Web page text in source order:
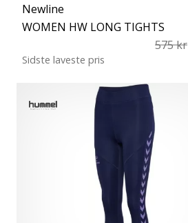
Newline
WOMEN HW LONG TIGHTS
575 kr
Sidste laveste pris